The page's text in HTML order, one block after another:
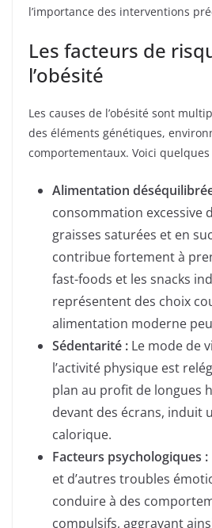
l’importance des interventions
Les facteurs de
l’obésité
Les causes de l’obésité sont
des éléments génétiques,
comportementaux. Voici
Alimentation
consommation excessive
graisses saturées et en
contribue fortement à
fast-foods et les snacks
représentent des choix
alimentation moderne
Sédentarité : Le mode de
l’activité physique est
plan au profit de longues
devant des écrans, induit
calorique.
Facteurs psychologiques :
et d’autres troubles
conduire à des
compulsifs, aggravant